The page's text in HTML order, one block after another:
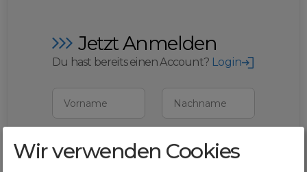
Jetzt Anmelden
Du hast bereits einen Account? Login
Vorname Nachname
E-Mail
Wir verwenden Cookies